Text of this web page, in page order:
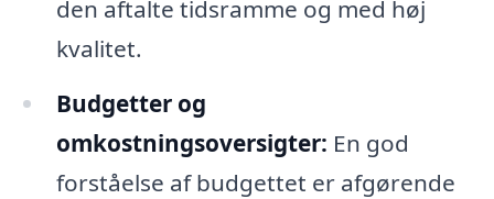
den aftalte tidsramme og med høj
kvalitet.
Budgetter og
omkostningsoversigter: En god
forståelse af budgettet er afgørende